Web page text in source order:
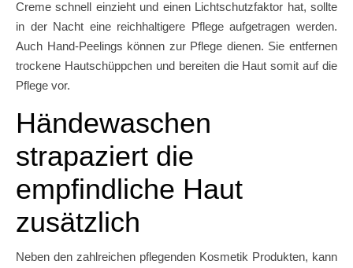
Creme schnell einzieht und einen Lichtschutzfaktor hat, sollte
in der Nacht eine reichhaltigere Pflege aufgetragen werden.
Auch Hand-Peelings können zur Pflege dienen. Sie entfernen
trockene Hautschüppchen und bereiten die Haut somit auf die
Pflege vor.
Händewaschen
strapaziert die
empfindliche Haut
zusätzlich
Neben den zahlreichen pflegenden Kosmetik Produkten, kann